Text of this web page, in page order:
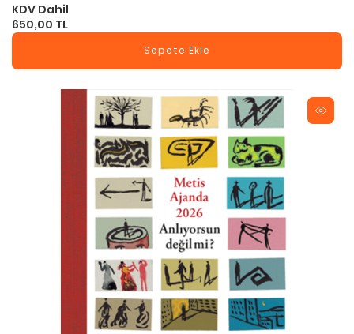
KDV Dahil
650,00 TL
Sepete Ekle